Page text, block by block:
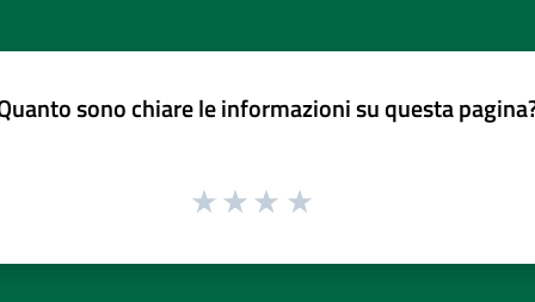
sono chiare le informazioni su questa